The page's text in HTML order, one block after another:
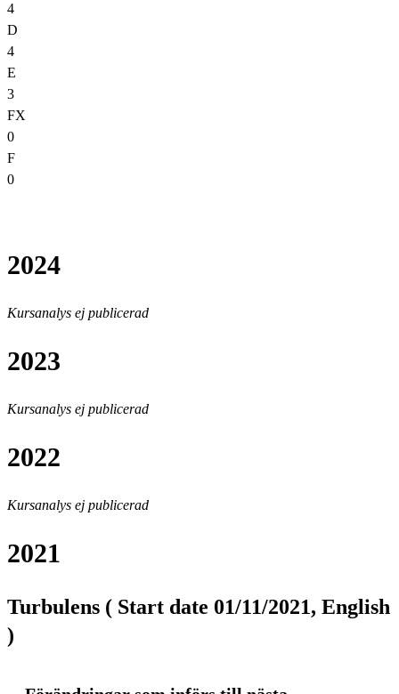
4
D
4
E
3
FX
0
F
0
2024
Kursanalys ej publicerad
2023
Kursanalys ej publicerad
2022
Kursanalys ej publicerad
2021
Turbulens ( Start date 01/11/2021, English
)